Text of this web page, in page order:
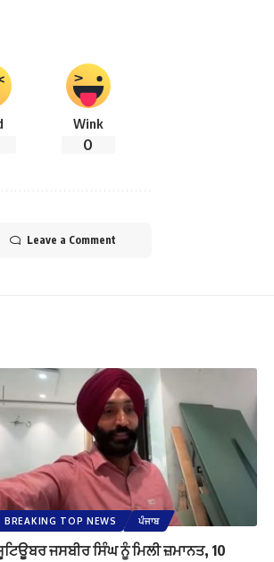
Wink
0
Leave a Comment
BREAKING TOP NEWS ਪੰਜਾਬ
ਜਸਬੀਰ ਸਿੰਘ ਨੂੰ ਮਿਲੀ ਜ਼ਮਾਨਤ, 10